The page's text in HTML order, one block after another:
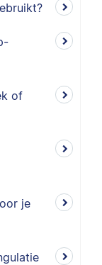
of
je